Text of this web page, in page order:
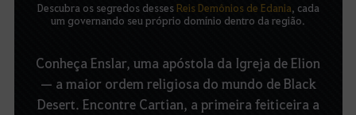
Descubra os segredos dessesReis Demônios de Edania, cada
um governando seu próprio domínio dentro da região.
Conheça Enslar, uma apóstola da Igreja de Elion
— a maior ordem religiosa do mundo de Black
Desert. Encontre Cartian, a primeira feiticeira a